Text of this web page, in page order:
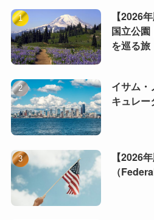
【2026
国立公園
を巡る旅
イサム・
キュレ
【2026
（